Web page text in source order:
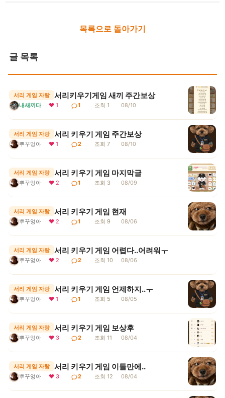
목록으로 돌아가기
글 목록
서리 게임 자랑 서리키우기게임 새끼 주간보상
내새끼다 ❤ 1 1 조회 1 08/10
서리 게임 자랑 서리 키우기 게임 주간보상
뿌꾸엉아 ❤ 1 2 조회 7 08/10
서리 게임 자랑 서리 키우기 게임 마지막글
뿌꾸엉아 ❤ 2 1 조회 3 08/09
서리 게임 자랑 서리 키우기 게임 현재
뿌꾸엉아 ❤ 2 1 조회 9 08/06
서리 게임 자랑 서리 키우기 게임 어렵다..어려워ㅜ
뿌꾸엉아 ❤ 2 2 조회 10 08/06
서리 게임 자랑 서리 키우기 게임 언제하지..ㅜ
뿌꾸엉아 ❤ 1 1 조회 5 08/05
서리 게임 자랑 서리 키우기 게임 보상후
뿌꾸엉아 ❤ 3 2 조회 11 08/04
서리 게임 자랑 서리 키우기 게임 이틀만에..
뿌꾸엉아 ❤ 3 2 조회 12 08/04